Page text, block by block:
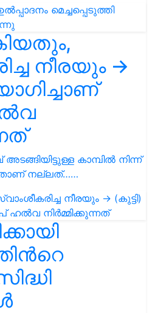
നീരയും →
കാമ്പിൽ നിന്ന്
നല്ലത്……